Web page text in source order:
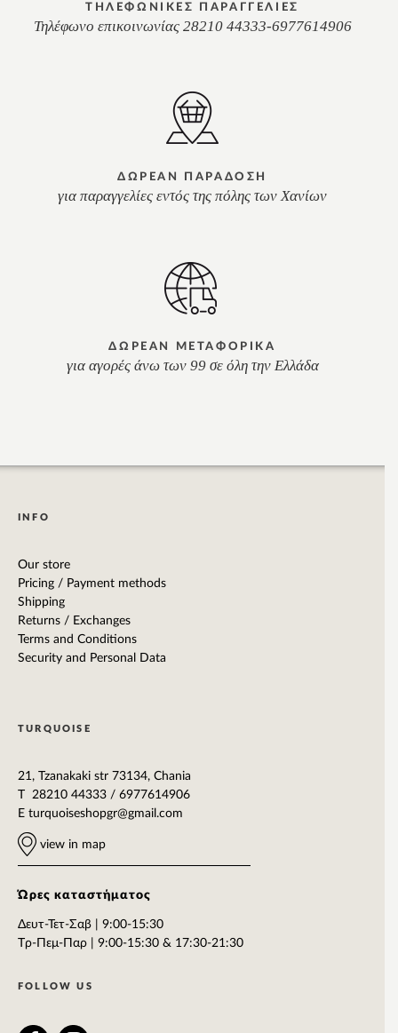
ΤΗΛΕΦΩΝΙΚΕΣ ΠΑΡΑΓΓΕΛΙΕΣ
Τηλέφωνο επικοινωνίας 28210 44333-6977614906
ΔΩΡΕΑΝ ΠΑΡΑΔΟΣΗ
για παραγγελίες εντός της πόλης των Χανίων
ΔΩΡΕΑΝ ΜΕΤΑΦΟΡΙΚΑ
για αγορές άνω των 99 σε όλη την Ελλάδα
INFO
Our store
Pricing / Payment methods
Shipping
Returns / Exchanges
Terms and Conditions
Security and Personal Data
TURQUOISE
21, Tzanakaki str 73134, Chania
T 28210 44333 / 6977614906
E turquoiseshopgr@gmail.com
view in map
Ώρες καταστήματος
Δευτ-Τετ-Σαβ | 9:00-15:30
Tρ-Πεμ-Παρ | 9:00-15:30 & 17:30-21:30
FOLLOW US